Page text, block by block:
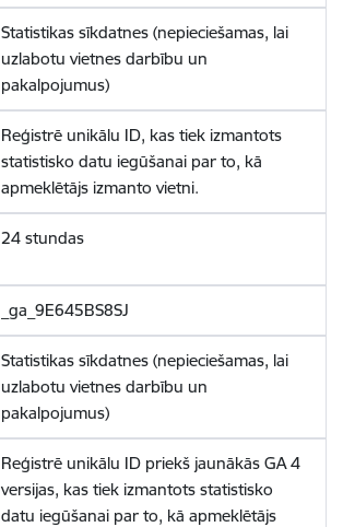
Statistikas sīkdatnes (nepieciešamas, lai
uzlabotu vietnes darbību un
pakalpojumus)
Reģistrē unikālu ID, kas tiek izmantots
statistisko datu iegūšanai par to, kā
apmeklētājs izmanto vietni.
24 stundas
_ga_9E645BS8SJ
Statistikas sīkdatnes (nepieciešamas, lai
uzlabotu vietnes darbību un
pakalpojumus)
Reģistrē unikālu ID priekš jaunākās GA 4
versijas, kas tiek izmantots statistisko
datu iegūšanai par to, kā apmeklētājs